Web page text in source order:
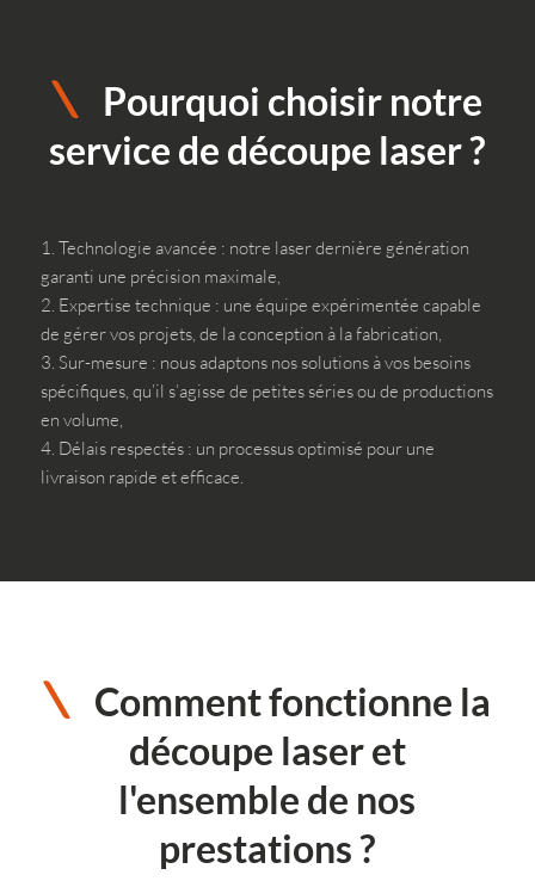
Pourquoi choisir notre
service de découpe laser ?
Technologie avancée : notre laser dernière génération
garanti une précision maximale,
Expertise technique : une équipe expérimentée capable
de gérer vos projets, de la conception à la fabrication,
Sur-mesure : nous adaptons nos solutions à vos besoins
spécifiques, qu’il s’agisse de petites séries ou de productions
en volume,
Délais respectés : un processus optimisé pour une
livraison rapide et efficace.
Comment fonctionne la
découpe laser et
l'ensemble de nos
prestations ?